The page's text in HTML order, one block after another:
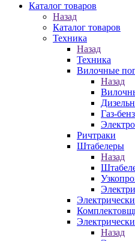
Каталог товаров
Назад
Каталог товаров
Техника
Назад
Техника
Вилочные
Назад
Газ-
Ричтраки
Штабелеры
Назад
Назад